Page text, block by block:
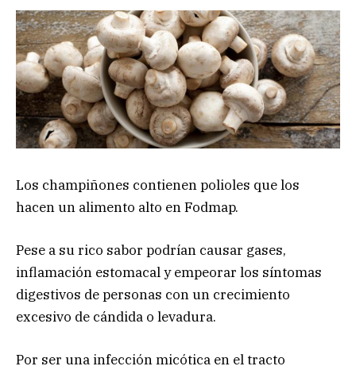
Los champiñones contienen polioles que los
hacen un alimento alto en Fodmap.
Pese a su rico sabor podrían causar gases,
inflamación estomacal y empeorar los síntomas
digestivos de personas con un crecimiento
excesivo de cándida o levadura.
Por ser una infección micótica en el tracto